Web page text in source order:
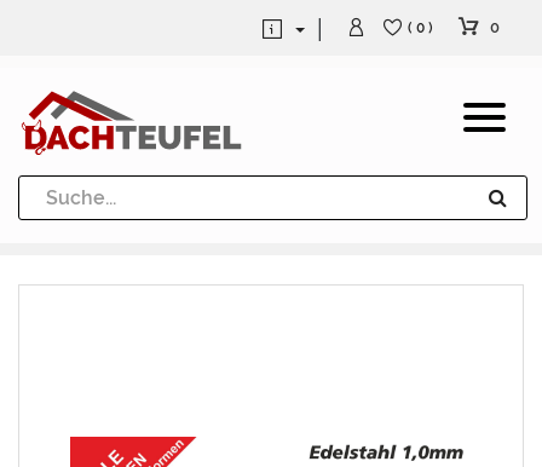
Dachrinne und Fallrohre
Werkzeuge und Löttechnik
( 0 ) 0